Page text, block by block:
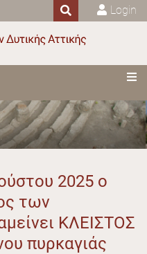
Login
2025 ο
των
ΚΛΕΙΣΤΟΣ
πυρκαγιάς